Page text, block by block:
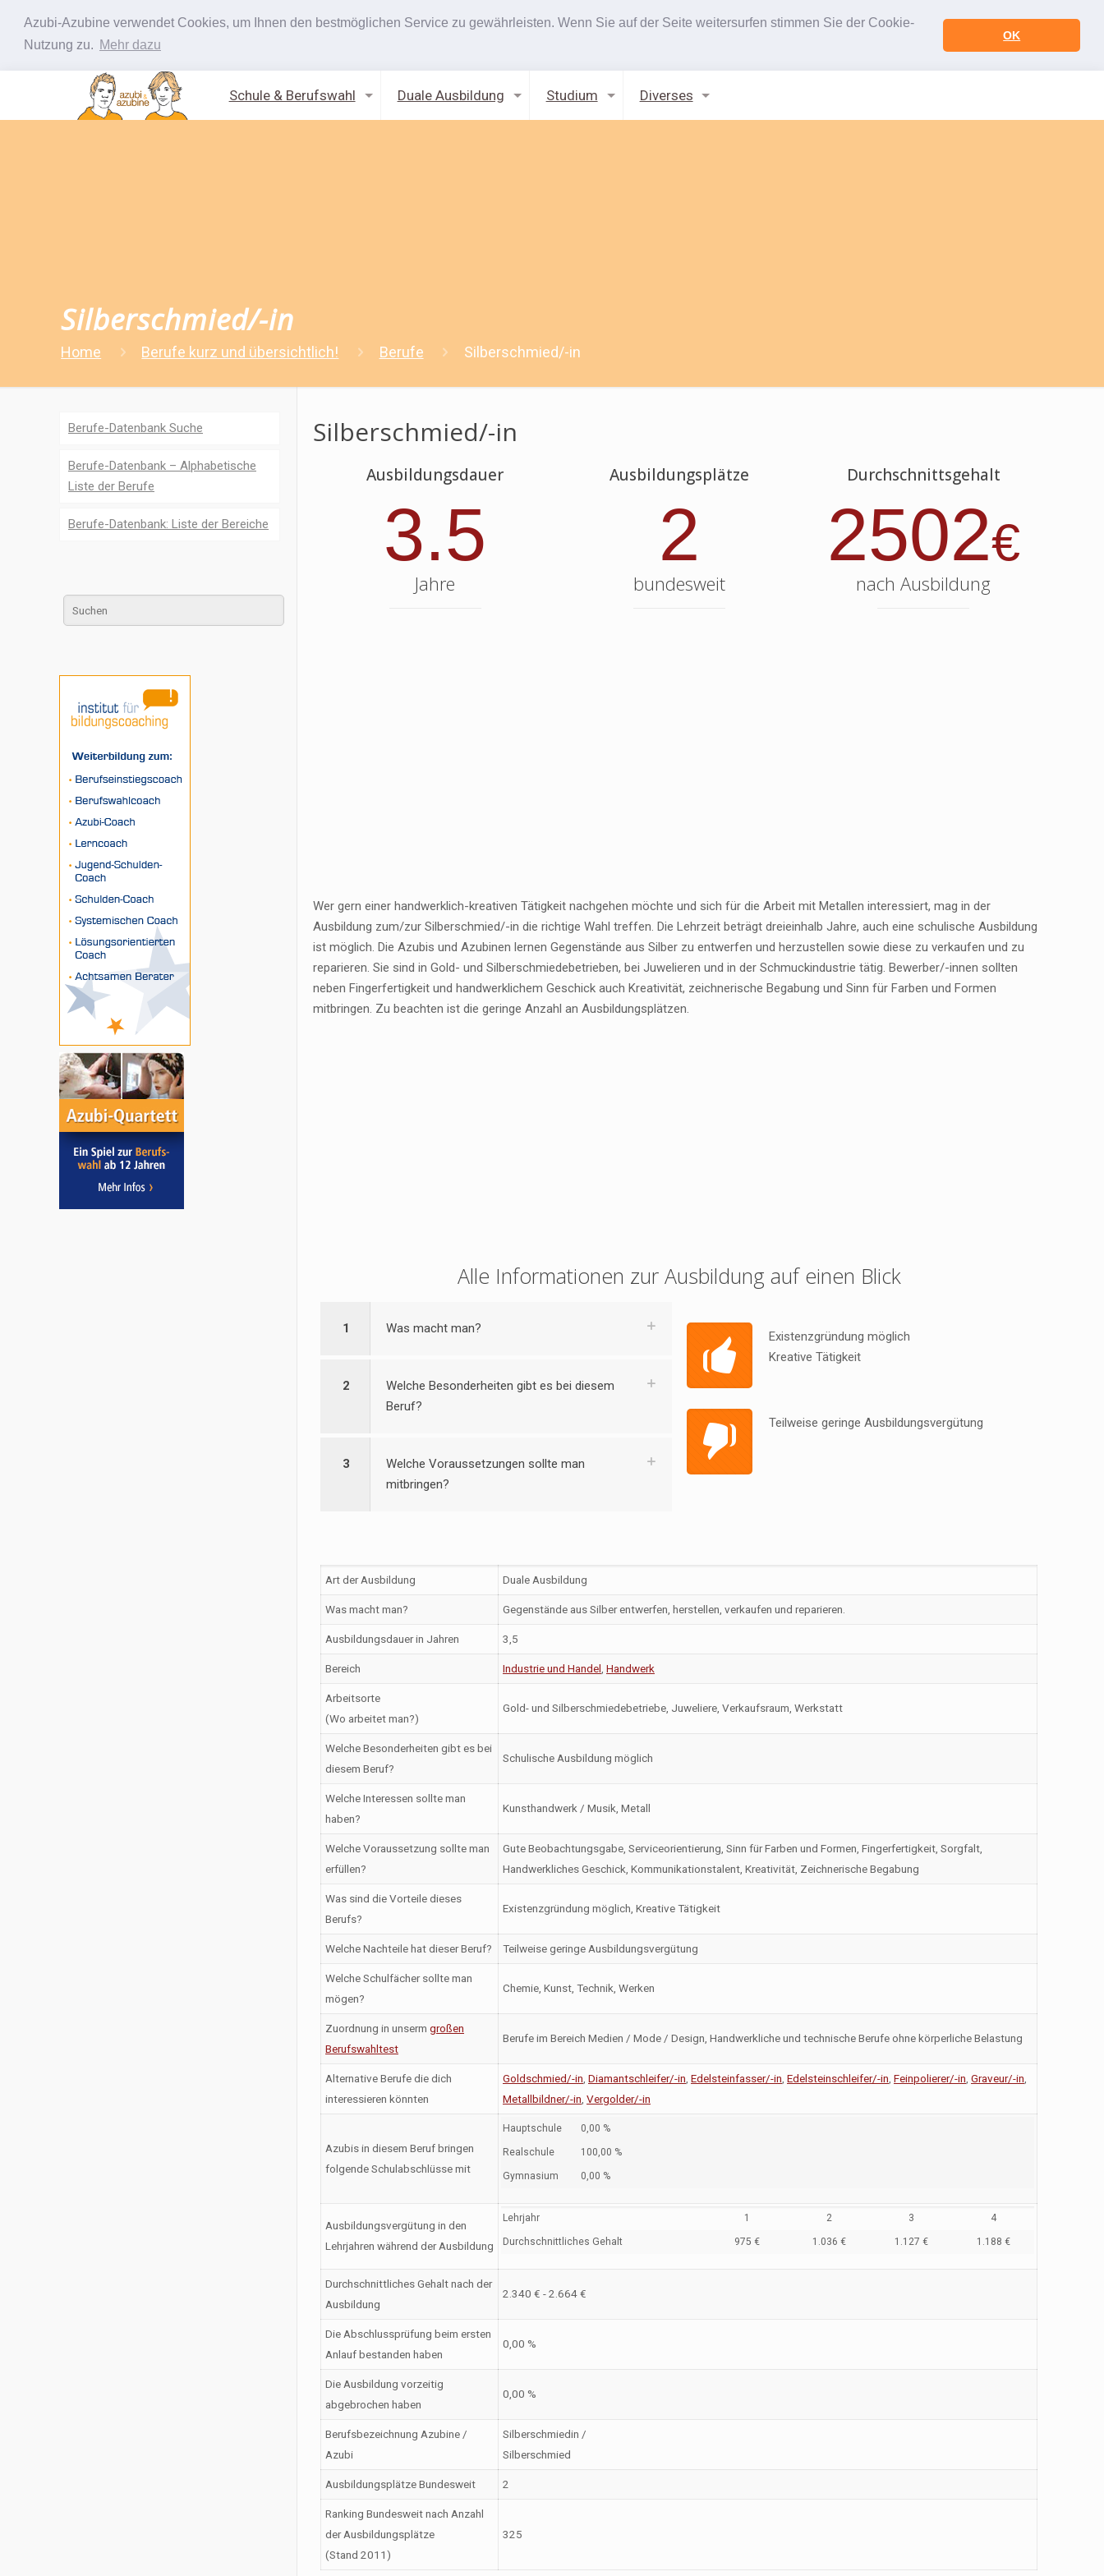
Azubi-Azubine verwendet Cookies, um Ihnen den bestmöglichen Service zu gewährleisten. Wenn Sie auf der Seite weitersurfen stimmen Sie der Cookie-
Nutzung zu. Mehr dazu
OK
Schule & Berufswahl Duale Ausbildung Studium Diverses
Silberschmied/-in
Home Berufe kurz und übersichtlich! Berufe Silberschmied/-in
Silberschmied/-in
Ausbildungsdauer
3.5
Jahre
Ausbildungsplätze
2
bundesweit
Durchschnittsgehalt
2502€
nach Ausbildung
Wer gern einer handwerklich-kreativen Tätigkeit nachgehen möchte und sich für die Arbeit mit Metallen interessiert, mag in der
Ausbildung zum/zur Silberschmied/-in die richtige Wahl treffen. Die Lehrzeit beträgt dreieinhalb Jahre, auch eine schulische Ausbildung
ist möglich. Die Azubis und Azubinen lernen Gegenstände aus Silber zu entwerfen und herzustellen sowie diese zu verkaufen und zu
reparieren. Sie sind in Gold- und Silberschmiedebetrieben, bei Juwelieren und in der Schmuckindustrie tätig. Bewerber/-innen sollten
neben Fingerfertigkeit und handwerklichem Geschick auch Kreativität, zeichnerische Begabung und Sinn für Farben und Formen
mitbringen. Zu beachten ist die geringe Anzahl an Ausbildungsplätzen.
Alle Informationen zur Ausbildung auf einen Blick
1 Was macht man?
2
Welche Besonderheiten gibt es bei diesem
Beruf?
3
Welche Voraussetzungen sollte man
mitbringen?
Existenzgründung möglich
Kreative Tätigkeit
Teilweise geringe Ausbildungsvergütung
Art der Ausbildung Duale Ausbildung
Was macht man? Gegenstände aus Silber entwerfen, herstellen, verkaufen und reparieren.
Ausbildungsdauer in Jahren 3,5
Bereich Industrie und Handel Handwerk
Arbeitsorte
(Wo arbeitet man?)
Gold- und Silberschmiedebetriebe, Juweliere, Verkaufsraum, Werkstatt
Welche Besonderheiten gibt es bei
diesem Beruf?
Schulische Ausbildung möglich
Welche Interessen sollte man
haben?
Kunsthandwerk / Musik, Metall
Welche Voraussetzung sollte man
erfüllen?
Gute Beobachtungsgabe, Serviceorientierung, Sinn für Farben und Formen, Fingerfertigkeit, Sorgfalt,
Handwerkliches Geschick, Kommunikationstalent, Kreativität, Zeichnerische Begabung
Was sind die Vorteile dieses
Berufs?
Existenzgründung möglich, Kreative Tätigkeit
Welche Nachteile hat dieser Beruf? Teilweise geringe Ausbildungsvergütung
Welche Schulfächer sollte man
mögen?
Chemie, Kunst, Technik, Werken
Zuordnung in unserm großen
Berufswahltest
Berufe im Bereich Medien / Mode / Design, Handwerkliche und technische Berufe ohne körperliche Belastung
Alternative Berufe die dich
interessieren könnten
Goldschmied/-in Diamantschleifer/-in Edelsteinfasser/-in Edelsteinschleifer/-in Feinpolierer/-in Graveur/-in
Metallbildner/-in Vergolder/-in
Azubis in diesem Beruf bringen
folgende Schulabschlüsse mit
Hauptschule 0,00 %
Realschule 100,00 %
Gymnasium 0,00 %
Ausbildungsvergütung in den
Lehrjahren während der Ausbildung
Lehrjahr 1 2 3 4
Durchschnittliches Gehalt 975 € 1.036 € 1.127 € 1.188 €
Durchschnittliches Gehalt nach der
Ausbildung
2.340 € - 2.664 €
Die Abschlussprüfung beim ersten
Anlauf bestanden haben
0,00 %
Die Ausbildung vorzeitig
abgebrochen haben
0,00 %
Berufsbezeichnung Azubine /
Azubi
Silberschmiedin /
Silberschmied
Ausbildungsplätze Bundesweit 2
Ranking Bundesweit nach Anzahl
der Ausbildungsplätze
(Stand 2011)
325
Berufe-Datenbank Suche
Berufe-Datenbank – Alphabetische
Liste der Berufe
Berufe-Datenbank: Liste der Bereiche